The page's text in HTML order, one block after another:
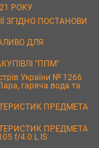
РОКУ
ЗГІДНО ПОСТАНОВИ
ДЛЯ
"ППМ"
України № 1266
гаряча вода та
ПРЕДМЕТА
ПРЕДМЕТА
f/4.0 L IS